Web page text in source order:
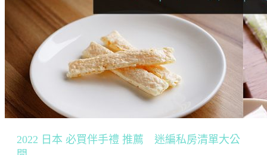
2022 日本 必買伴手禮 推薦 迷編私房清單大公